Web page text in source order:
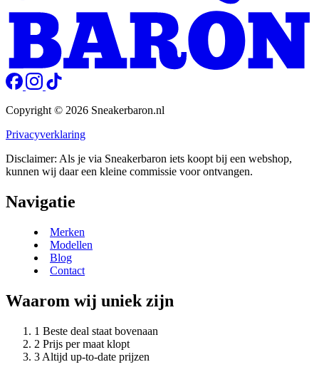
Copyright © 2026 Sneakerbaron.nl
Privacyverklaring
Disclaimer: Als je via Sneakerbaron iets koopt bij een webshop,
kunnen wij daar een kleine commissie voor ontvangen.
Navigatie
Merken
Modellen
Blog
Contact
Waarom wij uniek zijn
Beste deal staat bovenaan
Prijs per maat klopt
Altijd up-to-date prijzen